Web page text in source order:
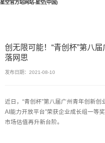
星空官方站网站-星空(中国)
创无限可能！“青创杯”第八
落网思
发布日期：2021-08-10
近日，“青创杯”第八届广州青年创新
AI能力开放平台”荣获企业成长组一等
市场估值再升新台阶。